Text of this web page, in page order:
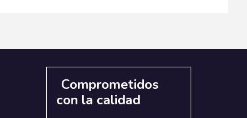
Comprometidos
con la calidad